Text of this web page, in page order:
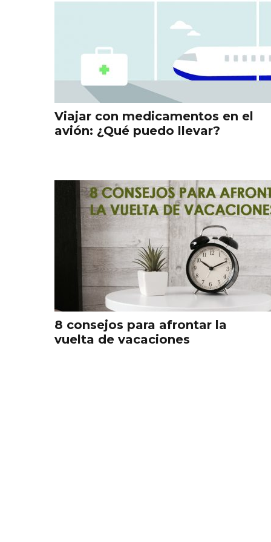
Viajar con medicamentos en el
avión: ¿Qué puedo llevar?
8 consejos para afrontar la
vuelta de vacaciones